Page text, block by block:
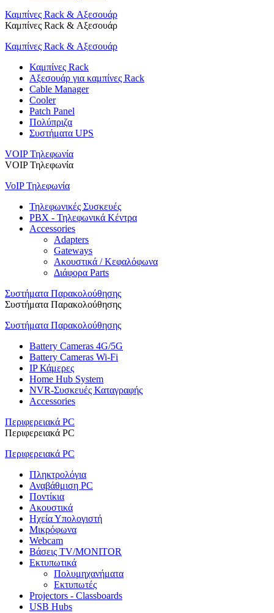
Καμπίνες Rack & Αξεσουάρ
Καμπίνες Rack & Αξεσουάρ
Καμπίνες Rack & Αξεσουάρ
Καμπίνες Rack
Αξεσουάρ για καμπίνες Rack
Cable Manager
Cooler
Patch Panel
Πολύπριζα
Συστήματα UPS
VOIP Τηλεφωνία
VOIP Τηλεφωνία
VoIP Τηλεφωνία
Τηλεφωνικές Συσκευές
PBX - Τηλεφωνικά Κέντρα
Accessories
Adapters
Gateways
Ακουστικά / Κεφαλόφωνα
Διάφορα Parts
Συστήματα Παρακολούθησης
Συστήματα Παρακολούθησης
Συστήματα Παρακολούθησης
Battery Cameras 4G/5G
Battery Cameras Wi-Fi
IP Κάμερες
Home Hub System
NVR-Συσκευές Καταγραφής
Accessories
Περιφερειακά PC
Περιφερειακά PC
Περιφερειακά PC
Πληκτρολόγια
Αναβάθμιση PC
Ποντίκια
Ακουστικά
Ηχεία Υπολογιστή
Μικρόφωνα
Webcam
Βάσεις TV/MONITOR
Εκτυπωτικά
Πολυμηχανήματα
Εκτυπωτές
Projectors - Classboards
USB Hubs